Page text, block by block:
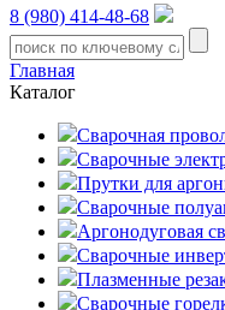
8 (980) 414-48-68
Главная
Каталог
Сварочная
Сварочные
Прутки для
Сварочные
Аргонодуговая
Сварочные
Плазменные
Сварочные